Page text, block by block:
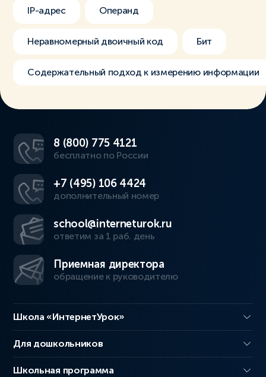
IP-адрес Операнд
Неравномерный двоичный код Бит
Содержательный подход к измерению информации
8 (800) 775 4121
бесплатно по России
+7 (495) 106 4424
дополнительный номер
school@interneturok.ru
ответим за 1 раб. день
Приемная директора
обращение к руководителю
Школа «ИнтернетУрок»
Для дошкольников
Школьная программа